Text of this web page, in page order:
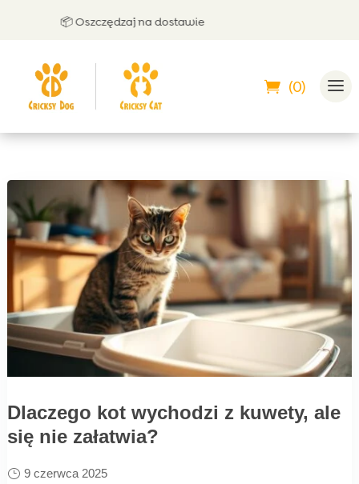
📦 Oszczędzaj na dostawie
(0)
Dlaczego kot wychodzi z kuwety, ale
się nie załatwia?
9 czerwca 2025